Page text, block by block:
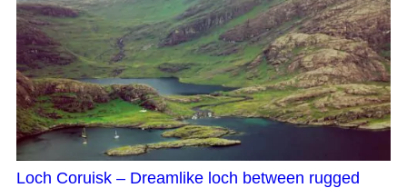
Loch Coruisk – Dreamlike loch between rugged